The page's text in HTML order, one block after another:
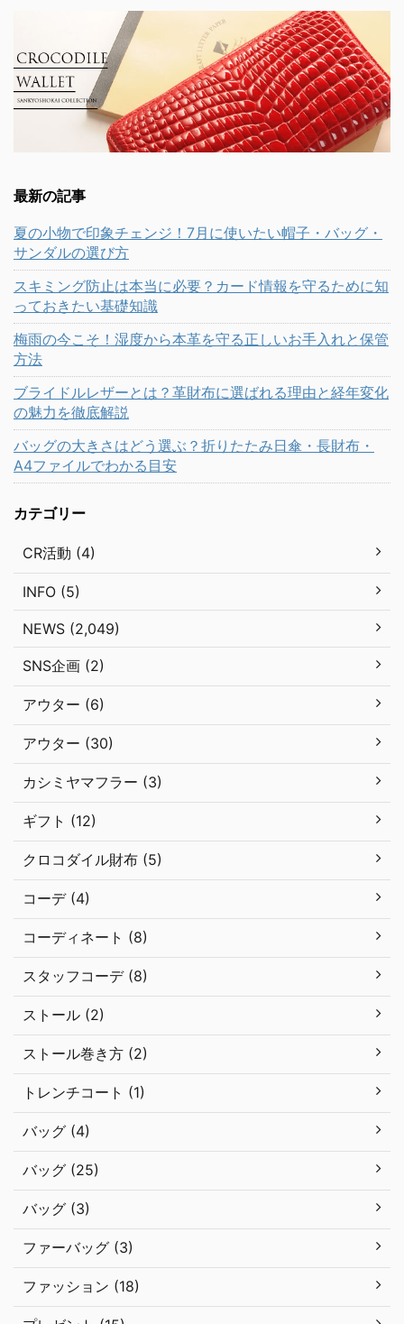
最新の記事
夏の小物で印象チェンジ！7月に使いたい帽子・バッグ・
サンダルの選び方
スキミング防止は本当に必要？カード情報を守るために知
っておきたい基礎知識
梅雨の今こそ！湿度から本革を守る正しいお手入れと保管
方法
ブライドルレザーとは？革財布に選ばれる理由と経年変化
の魅力を徹底解説
バッグの大きさはどう選ぶ？折りたたみ日傘・長財布・
A4ファイルでわかる目安
カテゴリー
CR活動 (4)
INFO (5)
NEWS (2,049)
SNS企画 (2)
アウター (6)
アウター (30)
カシミヤマフラー (3)
ギフト (12)
クロコダイル財布 (5)
コーデ (4)
コーディネート (8)
スタッフコーデ (8)
ストール (2)
ストール巻き方 (2)
トレンチコート (1)
バッグ (4)
バッグ (25)
バッグ (3)
ファーバッグ (3)
ファッション (18)